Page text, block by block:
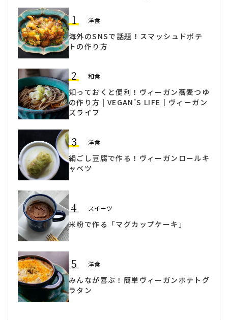
1 洋食
海外のSNSで話題！スマッシュドポテ
トの作り方
2 和食
知っておくと便利！ヴィーガン蕎麦つゆ
の作り方 | VEGAN’S LIFE｜ヴィーガン
ズライフ
3 洋食
絹ごし豆腐で作る！ヴィーガンロールキ
ャベツ
4 スイーツ
米粉で作る「マグカップケーキ」
5 洋食
みんなが喜ぶ！簡単ヴィーガンポテトグ
ラタン